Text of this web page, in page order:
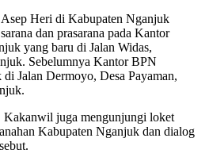
Heri di Kabupaten Nganjuk
dan prasarana pada Kantor
yang baru di Jalan Widas,
Sebelumnya Kantor BPN
Jalan Dermoyo, Desa Payaman,
Kakanwil juga mengunjungi loket
Kabupaten Nganjuk dan dialog